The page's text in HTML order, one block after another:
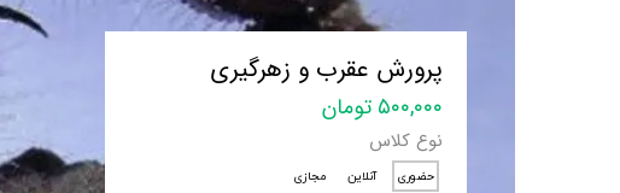
پرورش عقرب و زهرگیری
۵۰۰,۰۰۰ تومان
نوع کلاس
حضوری آنلاین مجازی